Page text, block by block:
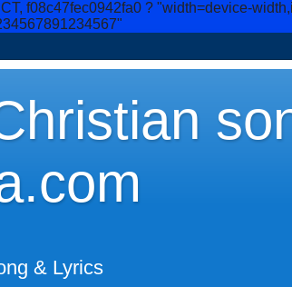
f08c47fec0942fa0 ? "width=device-
& Lyrics